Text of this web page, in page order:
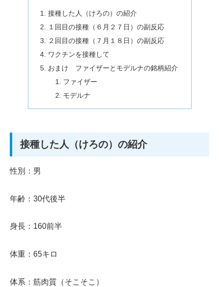
接種した人（けろの）の紹介
１回目の接種（６月２７日）の副反応
２回目の接種（７月１８日）の副反応
ワクチンを接種して
おまけ ファイザーとモデルナの銘柄紹介
ファイザー
モデルナ
接種した人（けろの）の紹介
性別：男
年齢：30代後半
身長：160前半
体重：65キロ
体系：筋肉質（そこそこ）